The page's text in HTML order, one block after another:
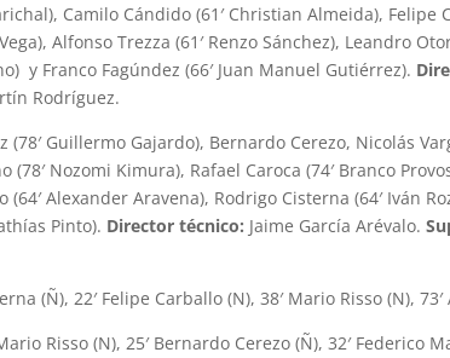
Camilo Cándido (61′ Christian Almeida), Felipe
Alfonso Trezza (61′ Renzo Sánchez), Leandro
y Franco Fagúndez (66′ Juan Manuel Gutiérrez).
Rodríguez.
(78′ Guillermo Gajardo), Bernardo Cerezo, Nicolás
(78′ Nozomi Kimura), Rafael Caroca (74′ Branco
(64′ Alexander Aravena), Rodrigo Cisterna (64′ Iván
Pinto). Director técnico: Jaime García Arévalo.
(Ñ), 22′ Felipe Carballo (N), 38′ Mario Risso (N),
Risso (N), 25′ Bernardo Cerezo (Ñ), 32′ Federico